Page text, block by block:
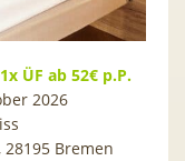
ÜF ab 52€ p.P.
2026
Bremen